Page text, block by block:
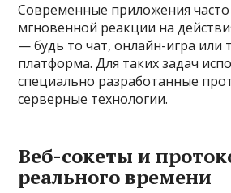
Современные приложения
мгновенной реакции на
— будь то чат, онлайн-игра или
платформа. Для таких задач
специально разработанные
серверные технологии.
Веб-сокеты и
реального времени